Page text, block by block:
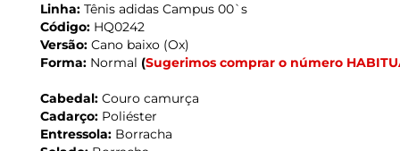
Linha: Tênis adidas Campus 00`s
Código: HQ0242
Versão: Cano baixo (Ox)
Forma: Normal (Sugerimos comprar o número
Cabedal: Couro camurça
Cadarço: Poliéster
Entressola: Borracha